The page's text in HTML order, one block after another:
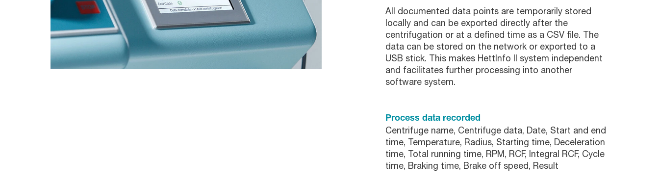
All documented data points are temporarily stored
locally and can be exported directly after the
centrifugation or at a defined time as a CSV file. The
data can be stored on the network or exported to a
USB stick. This makes HettInfo II system independent
and facilitates further processing into another
software system.
Process data recorded
Centrifuge name, Centrifuge data, Date, Start and end
time, Temperature, Radius, Starting time, Deceleration
time, Total running time, RPM, RCF, Integral RCF, Cycle
time, Braking time, Brake off speed, Result